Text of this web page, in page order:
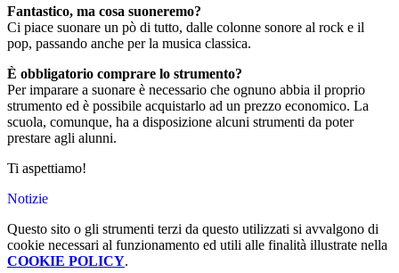
Fantastico, ma cosa suoneremo?
Ci piace suonare un pò di tutto, dalle colonne sonore al rock e il
pop, passando anche per la musica classica.
È obbligatorio comprare lo strumento?
Per imparare a suonare è necessario che ognuno abbia il proprio
strumento ed è possibile acquistarlo ad un prezzo economico. La
scuola, comunque, ha a disposizione alcuni strumenti da poter
prestare agli alunni.
Ti aspettiamo!
Notizie
Questo sito o gli strumenti terzi da questo utilizzati si avvalgono di
cookie necessari al funzionamento ed utili alle finalità illustrate nella
COOKIE POLICY.